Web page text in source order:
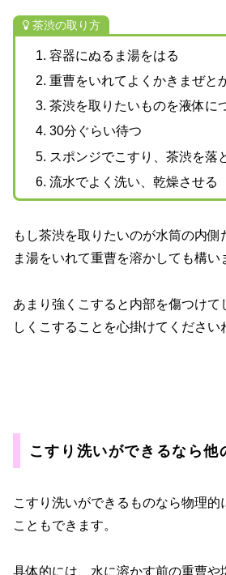
茶渋の取り方
容器にぬるま湯をはる
重曹をいれてよくかきまぜと
茶渋を取りたいものを液体に
30分ぐらい待つ
スポンジでこすり、茶渋を落
流水でよく洗い、乾燥させる
もし茶渋を取りたいのが水筒の内側
ま湯をいれて重曹を溶かしても構い
あまり強くこすると内部を傷つけて
しくこすることを心掛けてください
こすり洗いができるなら他
こすり洗いができるものなら物理的
こともできます。
具体的には、水に溶かす前の重曹や